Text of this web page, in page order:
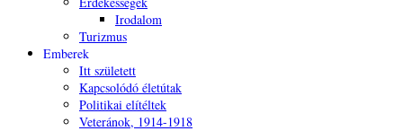
Irodalom
Turizmus
Emberek
Itt született
Kapcsolódó életútak
Politikai elítéltek
Veteránok, 1914-1918